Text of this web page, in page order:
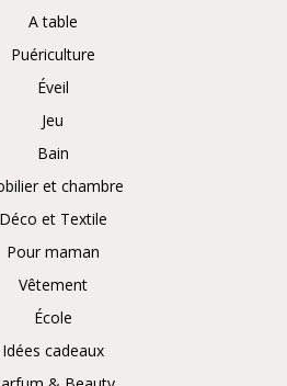
A table
Puériculture
Éveil
Jeu
Bain
et chambre
Déco et Textile
Pour maman
Vêtement
École
Idées cadeaux